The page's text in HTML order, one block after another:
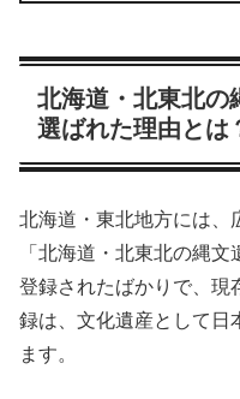
北海道・北東北の
選ばれた理由とは
北海道・東北地方には、
「北海道・北東北の縄
登録されたばかりで、現
録は、文化遺産として日
ます。